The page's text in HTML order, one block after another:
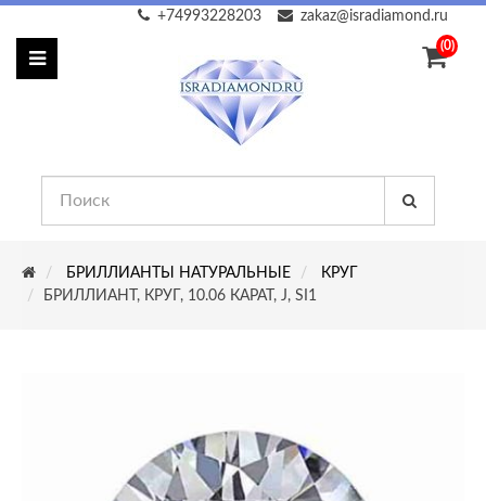
zakaz@isradiamond.ru
+74993228203
(0)
БРИЛЛИАНТЫ НАТУРАЛЬНЫЕ
КРУГ
БРИЛЛИАНТ, КРУГ, 10.06 КАРАТ, J, SI1